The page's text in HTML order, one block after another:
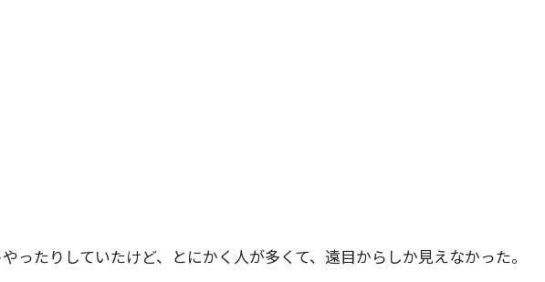
ったりしていたけど、とにかく人が多くて、遠目からしか見えなかった。